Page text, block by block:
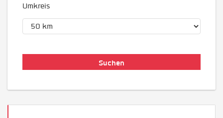
Umkreis